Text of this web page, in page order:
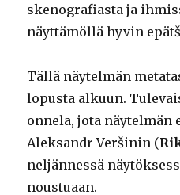
skenografiasta ja
näyttämöllä hyvin
Tällä näytelmän
lopusta alkuun.
onnela, jota
Aleksandr Veršinin (
neljännessä
noustuaan.